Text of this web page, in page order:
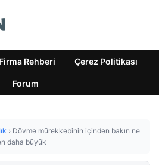
Firma Rehberi Çerez Politikası
Forum
› Dövme mürekkebinin içinden bakın ne
daha büyük